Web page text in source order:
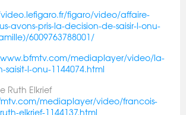
figaro/video/affaire-
avons-pris-la-decision-de-saisir-l-onu-
6009763788001/
mediaplayer/video/la-
saisit-l-onu-1144074.html
Ruth Elkrief
mediaplayer/video/francois-
elkrief-1144137.html